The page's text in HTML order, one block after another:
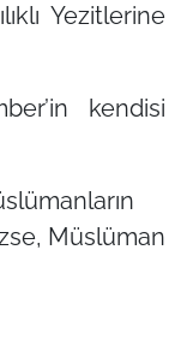
Yezitlerine
kendisi
Müslüman